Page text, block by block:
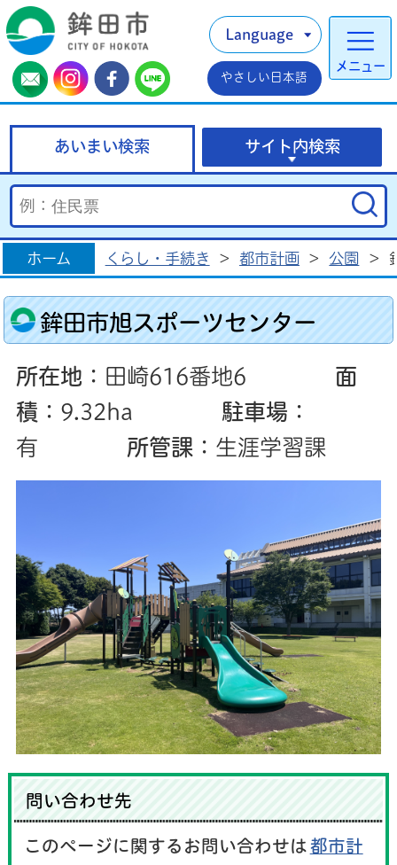
メニュー
Language
やさしい日本語
あいまい検索 サイト内検索
ホーム くらし・手続き > 都市計画 > 公園 >
鉾田市旭スポーツセンター
所在地 ：田崎616番地6 面
積 ：9.32ha 駐車場 ：
有 所管課 ：生涯学習課
問い合わせ先
このページに関するお問い合わせは 都市計